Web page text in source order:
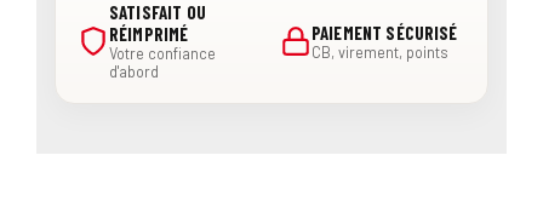
SATISFAIT OU
RÉIMPRIMÉ
Votre confiance
d'abord
PAIEMENT SÉCURISÉ
CB, virement, points